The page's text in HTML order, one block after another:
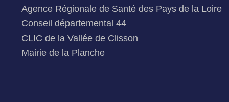
Agence Régionale de Santé des Pays de la Loire
Conseil départemental 44
CLIC de la Vallée de Clisson
Mairie de la Planche